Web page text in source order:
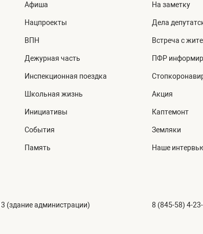
Афиша
Нацпроекты
ВПН
Дежурная часть
Инспекционная поездка
Школьная жизнь
Инициативы
События
Память
На заметку
Дела
Встреча с
ПФР
Акция
Каптемонт
Земляки
Наше
(здание администрации) 8 (845-58) 4-